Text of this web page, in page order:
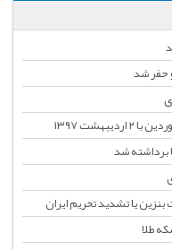
برداشته شد
یا تشدید تحریم ایران
طلا